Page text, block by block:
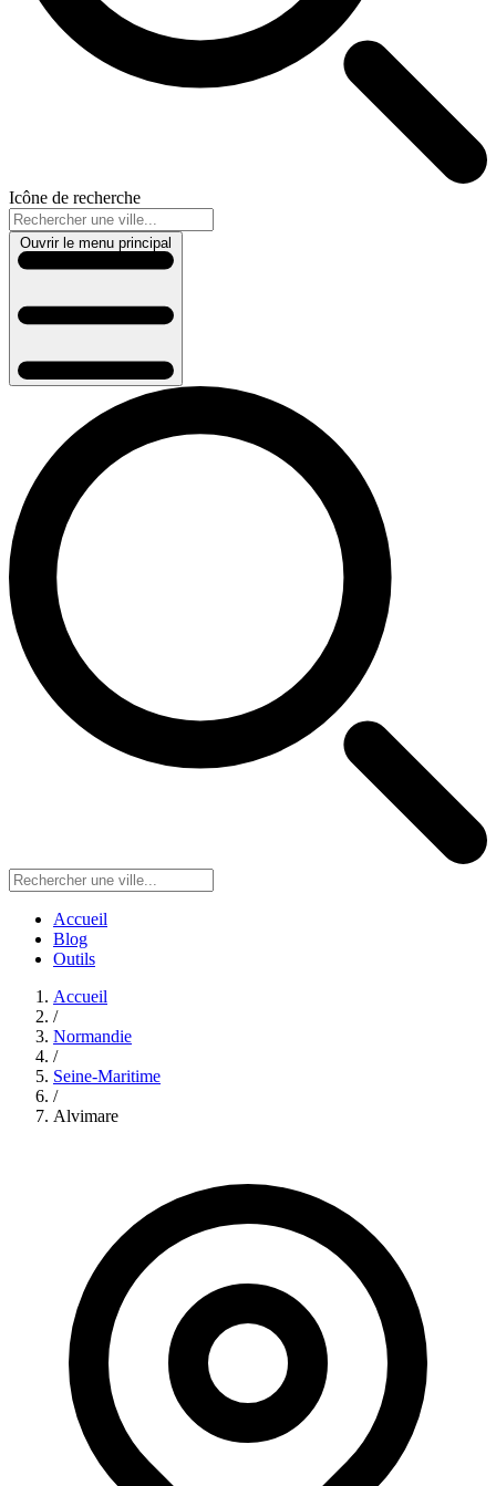
Icône de recherche
Ouvrir le menu principal
Accueil
Blog
Outils
Accueil
/
Normandie
/
Seine-Maritime
/
Alvimare